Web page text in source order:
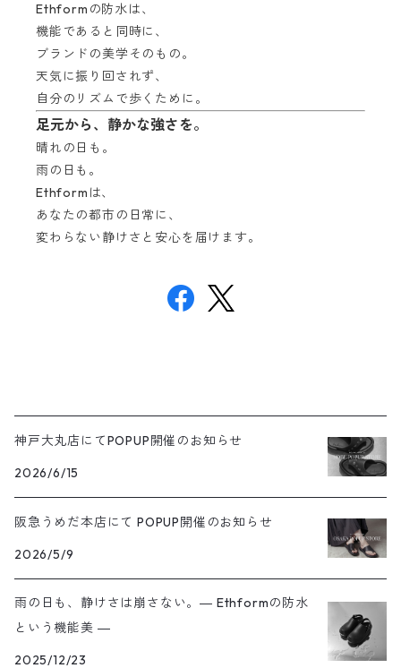
Ethformの防水は、
機能であると同時に、
ブランドの美学そのもの。
天気に振り回されず、
自分のリズムで歩くために。
足元から、静かな強さを。
晴れの日も。
雨の日も。
Ethformは、
あなたの都市の日常に、
変わらない静けさと安心を届けます。
神戸大丸店にてPOPUP開催のお知らせ
2026/6/15
阪急うめだ本店にて POPUP開催のお知らせ
2026/5/9
雨の日も、静けさは崩さない。― Ethformの防水
という機能美 ―
2025/12/23